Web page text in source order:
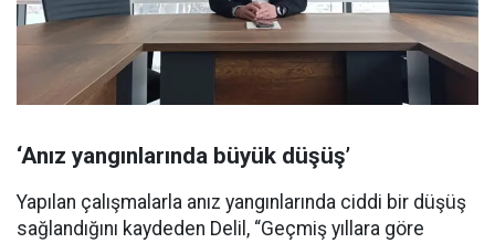
‘Anız yangınlarında büyük düşüş’
Yapılan çalışmalarla anız yangınlarında ciddi bir düşüş
sağlandığını kaydeden Delil, “Geçmiş yıllara göre